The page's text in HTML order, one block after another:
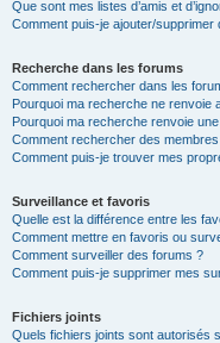
Que sont mes listes d’amis et
Comment puis-je ajouter/supprimer
Recherche dans les forums
Comment rechercher dans les
Pourquoi ma recherche ne renvoie
Pourquoi ma recherche renvoie
Comment rechercher des
Comment puis-je trouver mes
Surveillance et favoris
Quelle est la différence entre les
Comment mettre en favoris ou
Comment surveiller des forums ?
Comment puis-je supprimer mes
Fichiers joints
Quels fichiers joints sont autorisés